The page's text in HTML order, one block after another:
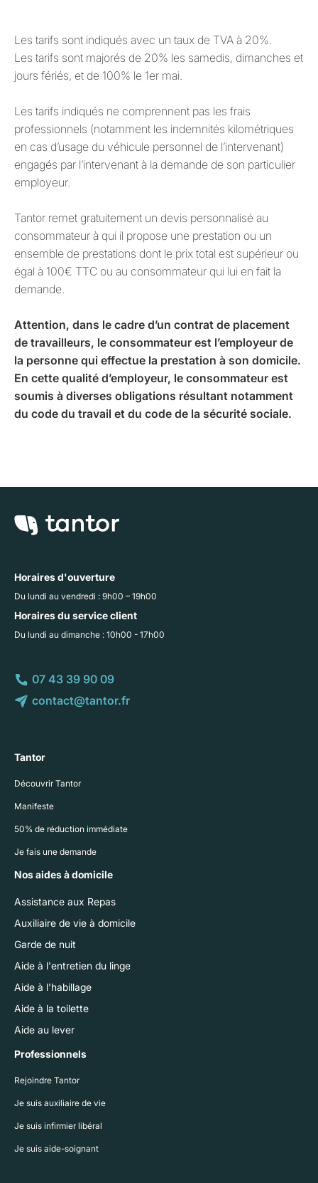
Les tarifs sont indiqués avec un taux de TVA à 20%.
Les tarifs sont majorés de 20% les samedis, dimanches et
jours fériés, et de 100% le 1er mai.
Les tarifs indiqués ne comprennent pas les frais
professionnels (notamment les indemnités kilométriques
en cas d’usage du véhicule personnel de l’intervenant)
engagés par l’intervenant à la demande de son particulier
employeur.
Tantor remet gratuitement un devis personnalisé au
consommateur à qui il propose une prestation ou un
ensemble de prestations dont le prix total est supérieur ou
égal à 100€ TTC ou au consommateur qui lui en fait la
demande.
Attention, dans le cadre d’un contrat de placement
de travailleurs, le consommateur est l’employeur de
la personne qui effectue la prestation à son domicile.
En cette qualité d’employeur, le consommateur est
soumis à diverses obligations résultant notamment
du code du travail et du code de la sécurité sociale.
Horaires d'ouverture
Du lundi au vendredi : 9h00 – 19h00
Horaires du service client
Du lundi au dimanche : 10h00 - 17h00
07 43 39 90 09
contact@tantor.fr
Tantor
Découvrir Tantor
Manifeste
50% de réduction immédiate
Je fais une demande
Nos aides à domicile
Assistance aux Repas
Auxiliaire de vie à domicile
Garde de nuit
Aide à l'entretien du linge
Aide à l'habillage
Aide à la toilette
Aide au lever
Professionnels
Rejoindre Tantor
Je suis auxiliaire de vie
Je suis infirmier libéral
Je suis aide-soignant